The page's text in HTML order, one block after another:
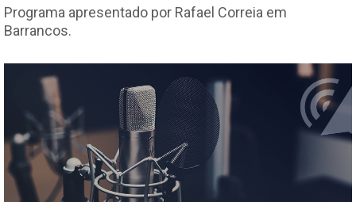
Programa apresentado por Rafael Correia em
Barrancos.